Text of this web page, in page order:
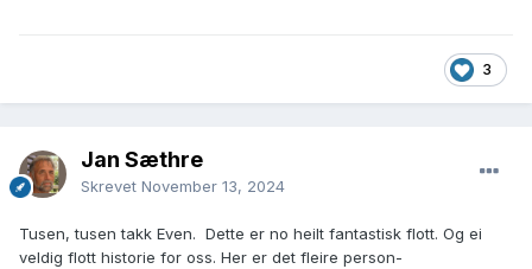
3
Jan Sæthre
Skrevet November 13, 2024
Tusen, tusen takk Even. Dette er no heilt fantastisk flott. Og ei
veldig flott historie for oss. Her er det fleire person-